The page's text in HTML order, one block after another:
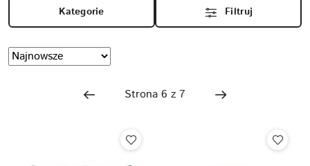
Kategorie Filtruj
Zastosowano
sortowanie:
Sortuj
według